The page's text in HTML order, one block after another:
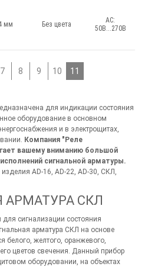
мм Без цвета
AC:
50В...270В
7 8 9 10 11
для индикации состояния
оборудование в основном
и в электрощитах,
Компания "Реле
вашему вниманию большой
сигнальной арматуры.
AD-16, AD-22, AD-30, СКЛ,
АРМАТУРА СКЛ
сигнализации состояния
арматура СКЛ на основе
белого, желтого, оранжевого,
цветов свечения. Данный прибор
оборудовании, на объектах